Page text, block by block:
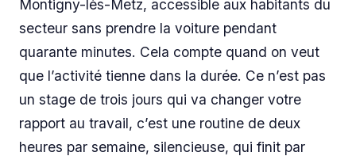
Montigny-lès-Metz, accessible aux habitants du
secteur sans prendre la voiture pendant
quarante minutes. Cela compte quand on veut
que l’activité tienne dans la durée. Ce n’est pas
un stage de trois jours qui va changer votre
rapport au travail, c’est une routine de deux
heures par semaine, silencieuse, qui finit par